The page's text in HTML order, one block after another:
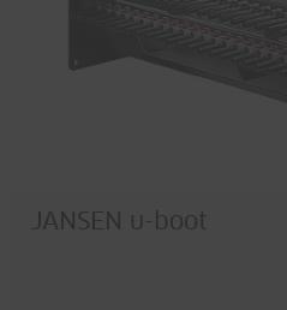
JANSEN u-boot